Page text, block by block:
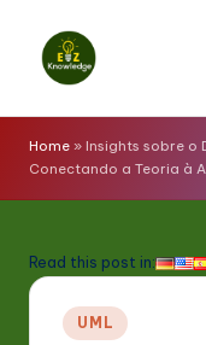
z
K
o
w
Home » Insights sobre o
Conectando a Teoria à
Read this post in:
Posted
in
UML